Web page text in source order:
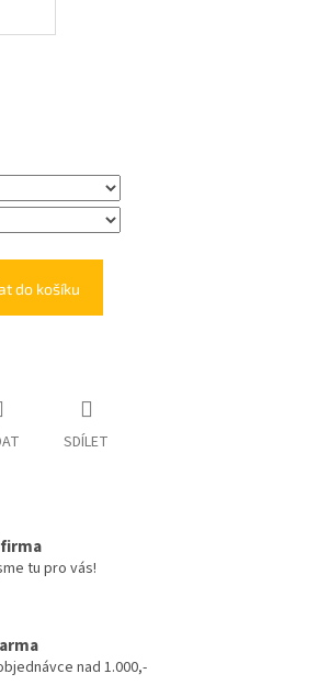
do košíku
SDÍLET
tu pro vás!
nad 1.000,-